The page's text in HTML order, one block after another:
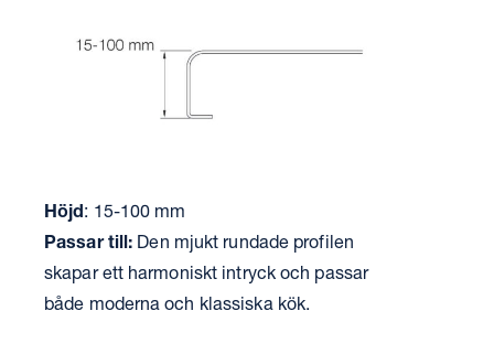
Höjd: 15-100 mm
Passar till: Den mjukt rundade profilen
skapar ett harmoniskt intryck och passar
både moderna och klassiska kök.